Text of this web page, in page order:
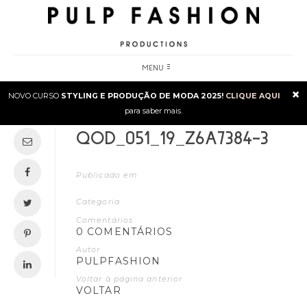
MENU
×
NOVO CURSO STYLING E PRODUÇÃO DE MODA 2025! CLIQUE AQUI
para saber mais.
QOD_051_19_Z6A7384-3
Publicado em
Categoria
Comentários
0 COMENTÁRIOS
Autor
PULPFASHION
Voltar à página anterior
VOLTAR